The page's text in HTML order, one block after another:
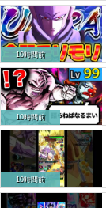
10時間前
10時間前
10時間前